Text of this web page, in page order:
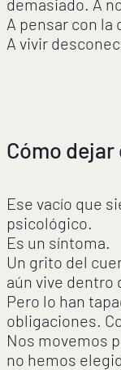
demasiado. A
A pensar con la
A vivir
Cómo
Ese vacío que
psicológico.
Es un síntoma.
Un grito del
aún vive dentro
Pero lo han
obligaciones.
Nos movemos
no hemos